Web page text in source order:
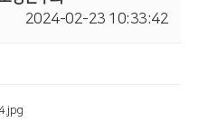
2024-02-23 10:33:42